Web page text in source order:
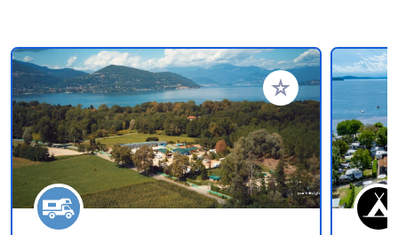
Ajouter à vos